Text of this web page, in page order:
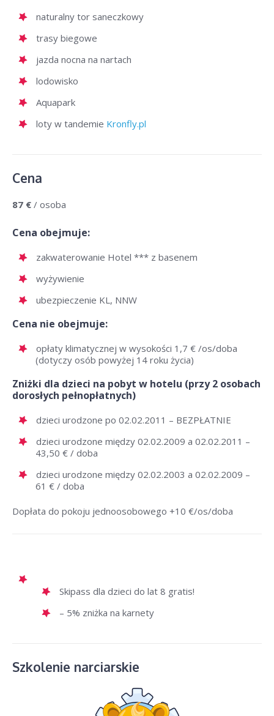
naturalny tor saneczkowy
trasy biegowe
jazda nocna na nartach
lodowisko
Aquapark
loty w tandemie Kronfly.pl
Cena
87 € / osoba
Cena obejmuje:
zakwaterowanie Hotel *** z basenem
wyżywienie
ubezpieczenie KL, NNW
Cena nie obejmuje:
opłaty klimatycznej w wysokości 1,7 € /os/doba
(dotyczy osób powyżej 14 roku życia)
Zniżki dla dzieci na pobyt w hotelu (przy 2 osobach
dorosłych pełnopłatnych)
dzieci urodzone po 02.02.2011 – BEZPŁATNIE
dzieci urodzone między 02.02.2009 a 02.02.2011 –
43,50 € / doba
dzieci urodzone między 02.02.2003 a 02.02.2009 –
61 € / doba
Dopłata do pokoju jednoosobowego +10 €/os/doba
Skipass dla dzieci do lat 8 gratis!
– 5% zniżka na karnety
Szkolenie narciarskie